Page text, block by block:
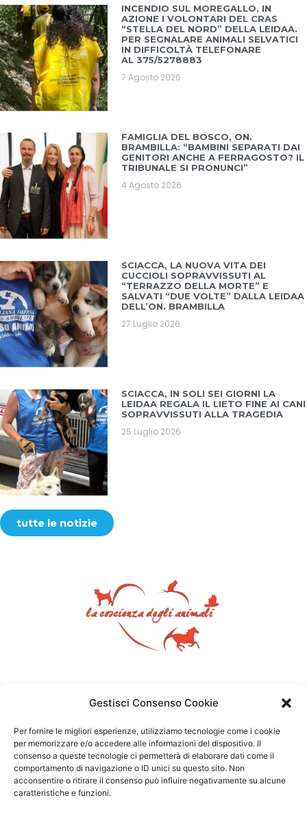
Gestisci Consenso Cookie
Per fornire le migliori esperienze, utilizziamo tecnologie come i cookie
per memorizzare e/o accedere alle informazioni del dispositivo. Il
consenso a queste tecnologie ci permetterà di elaborare dati come il
comportamento di navigazione o ID unici su questo sito. Non
acconsentire o ritirare il consenso può influire negativamente su alcune
caratteristiche e funzioni.
INCENDIO SUL MOREGALLO, IN
AZIONE I VOLONTARI DEL CRAS
“STELLA DEL NORD” DELLA LEIDAA.
PER SEGNALARE ANIMALI SELVATICI
IN DIFFICOLTÀ TELEFONARE
AL 375/5278883
7 Agosto 2026
FAMIGLIA DEL BOSCO, ON.
BRAMBILLA: “BAMBINI SEPARATI DAI
GENITORI ANCHE A FERRAGOSTO? IL
TRIBUNALE SI PRONUNCI”
4 Agosto 2026
SCIACCA, LA NUOVA VITA DEI
CUCCIOLI SOPRAVVISSUTI AL
“TERRAZZO DELLA MORTE” E
SALVATI “DUE VOLTE” DALLA LEIDAA
DELL’ON. BRAMBILLA
27 Luglio 2026
SCIACCA, IN SOLI SEI GIORNI LA
LEIDAA REGALA IL LIETO FINE AI CANI
SOPRAVVISSUTI ALLA TRAGEDIA
25 Luglio 2026
tutte le notizie